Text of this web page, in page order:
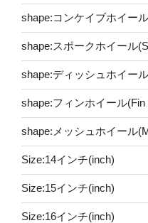
shape:コンケイブホイー
shape:スポークホイール
shape:ディッシュホイー
shape:フィンホイール(Fin
shape:メッシュホイール
Size:14インチ(inch)
Size:15インチ(inch)
Size:16インチ(inch)